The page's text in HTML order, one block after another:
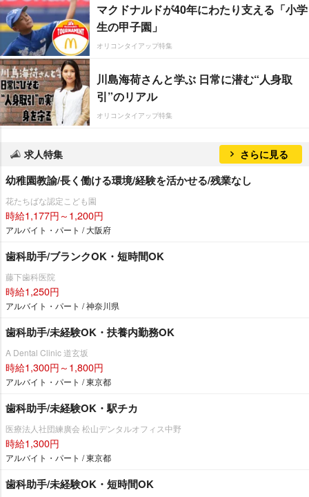
マクドナルドが40年にわたり支える「小学
生の甲子園」
オリコンタイアップ特集
川島海荷さんと学ぶ 日常に潜む“人身取
引”のリアル
オリコンタイアップ特集
求人特集 さらに見る
幼稚園教諭/長く働ける環境/経験を活かせる/残業なし
花たちばな認定こども園
時給1,177円～1,200円
アルバイト・パート / 大阪府
歯科助手/ブランクOK・短時間OK
藤下歯科医院
時給1,250円
アルバイト・パート / 神奈川県
歯科助手/未経験OK・扶養内勤務OK
A Dental Clinic 道玄坂
時給1,300円～1,800円
アルバイト・パート / 東京都
歯科助手/未経験OK・駅チカ
医療法人社団練廣会 松山デンタルオフィス中野
時給1,300円
アルバイト・パート / 東京都
歯科助手/未経験OK・短時間OK